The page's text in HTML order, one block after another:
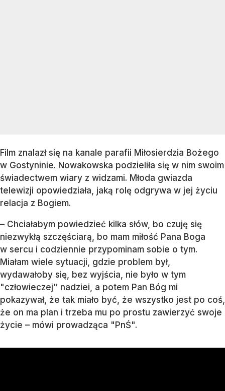
Film znalazł się na kanale parafii Miłosierdzia Bożego
w Gostyninie. Nowakowska podzieliła się w nim swoim
świadectwem wiary z widzami. Młoda gwiazda
telewizji opowiedziała, jaką rolę odgrywa w jej życiu
relacja z Bogiem.
– Chciałabym powiedzieć kilka słów, bo czuję się
niezwykłą szczęściarą, bo mam miłość Pana Boga
w sercu i codziennie przypominam sobie o tym.
Miałam wiele sytuacji, gdzie problem był,
wydawałoby się, bez wyjścia, nie było w tym
"człowieczej" nadziei, a potem Pan Bóg mi
pokazywał, że tak miało być, że wszystko jest po coś,
że on ma plan i trzeba mu po prostu zawierzyć swoje
życie – mówi prowadząca "PnŚ".